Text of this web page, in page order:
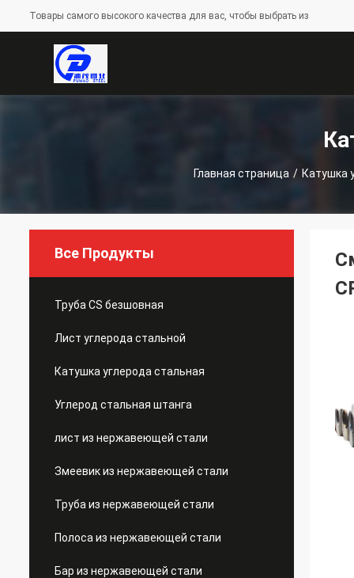
Товары самого высокого качества для вас, чтобы выбрать из
Главная страница / Катушка
Все Продукты
Труба CS безшовная
Лист углерода стальной
Катушка углерода стальная
Углерод стальная штанга
лист из нержавеющей стали
Змеевик из нержавеющей стали
Труба из нержавеющей стали
Полоса из нержавеющей стали
Бар из нержавеющей стали